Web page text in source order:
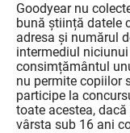
Goodyear nu
bună știință datele
adresa și numărul
intermediul
consimțământul
nu permite copiilor
participe la
toate acestea,
vârsta sub 16 ani